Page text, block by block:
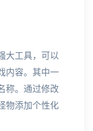
大工具，可以
内容。其中一
称。通过修改
物添加个性化